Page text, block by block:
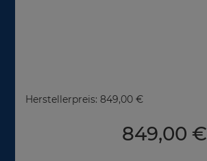
Herstellerpreis: 849,00 €
849,00 €